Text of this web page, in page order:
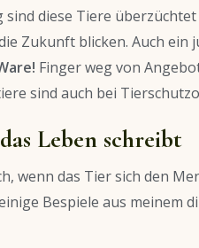
sind diese Tiere
Zukunft blicken. Auch
Finger weg von
sind auch bei
Leben schreibt
wenn das Tier sich den
Bespiele aus meinem